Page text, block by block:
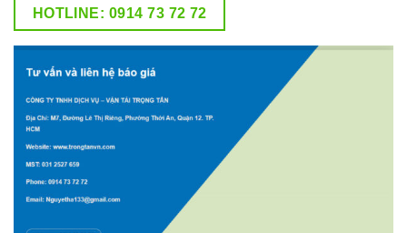
HOTLINE: 0914 73 72 72